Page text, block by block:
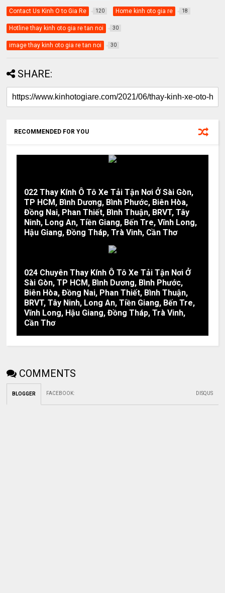
Contact Us Kinh O to Gia Re 120 Home kinh oto gia re 18
Hotline thay kinh oto gia re tan noi 30
image thay kinh oto gia re tan noi 30
SHARE:
RECOMMENDED FOR YOU
022 Thay Kính Ô Tô Xe Tải Tận Nơi Ở Sài Gòn,
TP HCM, Bình Dương, Bình Phước, Biên Hòa,
Đồng Nai, Phan Thiết, Bình Thuận, BRVT, Tây
Ninh, Long An, Tiền Giang, Bến Tre, Vĩnh Long,
Hậu Giang, Đồng Tháp, Trà Vinh, Cần Thơ
024 Chuyên Thay Kính Ô Tô Xe Tải Tận Nơi Ở
Sài Gòn, TP HCM, Bình Dương, Bình Phước,
Biên Hòa, Đồng Nai, Phan Thiết, Bình Thuận,
BRVT, Tây Ninh, Long An, Tiền Giang, Bến Tre,
Vĩnh Long, Hậu Giang, Đồng Tháp, Trà Vinh,
Cần Thơ
COMMENTS
BLOGGER FACEBOOK: DISQUS